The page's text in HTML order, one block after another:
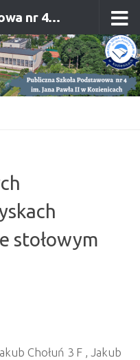
Publiczna Szkoła Podstawowa nr 4 im. Jana Pawła II w Kozienicach
stołowym
Chołuń 3 F , Jakub